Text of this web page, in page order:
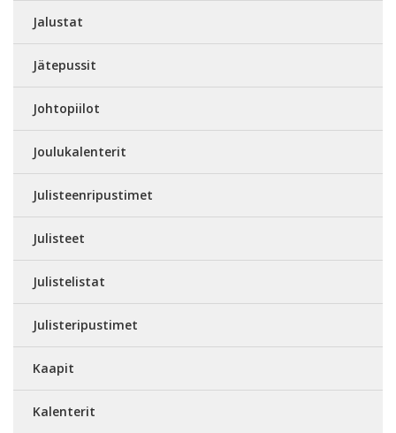
Jalustat
Jätepussit
Johtopiilot
Joulukalenterit
Julisteenripustimet
Julisteet
Julistelistat
Julisteripustimet
Kaapit
Kalenterit